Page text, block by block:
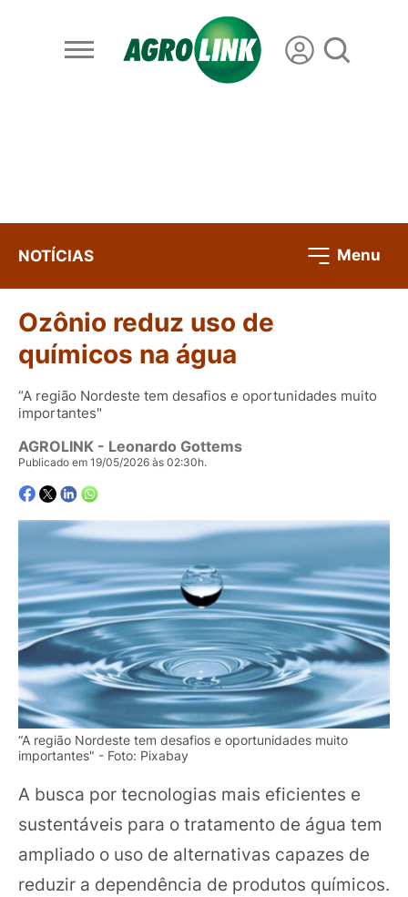
NOTÍCIAS Menu
Ozônio reduz uso de
químicos na água
“A região Nordeste tem desafios e oportunidades muito
importantes"
AGROLINK - Leonardo Gottems
Publicado em 19/05/2026 às 02:30h.
“A região Nordeste tem desafios e oportunidades muito
importantes" - Foto: Pixabay
A busca por tecnologias mais eficientes e
sustentáveis para o tratamento de água tem
ampliado o uso de alternativas capazes de
reduzir a dependência de produtos químicos.